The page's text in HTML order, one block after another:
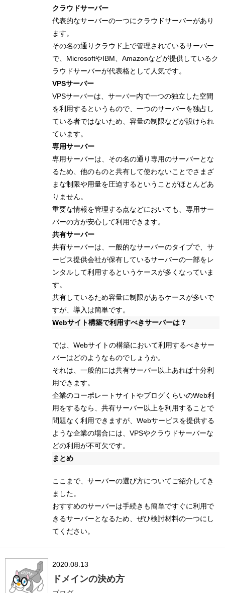
クラウドサーバー
代表的なサーバーの一つにクラウドサーバーがあり
ます。
その名の通りクラウド上で管理されているサーバー
で、MicrosoftやIBM、Amazonなどが提供しているク
ラウドサーバーが代表格として人気です。
VPSサーバー
VPSサーバーは、サーバー内で一つの独立した空間
を利用するというもので、一つのサーバーを独占し
ている者ではないため、容量の制限などが設けられ
ています。
専用サーバー
専用サーバーは、その名の通り専用のサーバーとな
るため、他のものと共有して使わないことでさまざ
まな制限や用量を圧迫するということがほとんどあ
りません。
重要な情報を管理する点などにおいても、専用サー
バーの方が安心して利用できます。
共有サーバー
共有サーバーは、一般的なサーバーのタイプで、サ
ービス提供会社が保有しているサーバーの一部をレ
ンタルして利用するというケースが多くなっていま
す。
共有しているため容量に制限があるケースが多いで
すが、導入は簡単です。
Webサイト構築で利用すべきサーバーは？
では、Webサイトの構築において利用するべきサー
バーはどのようなものでしょうか。
それは、一般的には共有サーバー以上あれば十分利
用できます。
企業のコーポレートサイトやブログくらいのWeb利
用をするなら、共有サーバー以上を利用することで
問題なく利用できますが、Webサービスを提供する
ような企業の場合には、VPSやクラウドサーバーな
どの利用が不可欠です。
まとめ
ここまで、サーバーの選び方についてご紹介してき
ました。
おすすめのサーバーは手続きも簡単ですぐに利用で
きるサーバーとなるため、ぜひ検討材料の一つにし
てください。
2020.08.13
ドメインの決め方